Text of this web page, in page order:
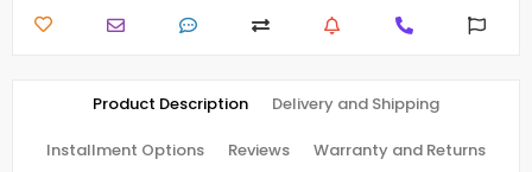
Product Description Delivery and Shipping
Installment Options Reviews Warranty and Returns